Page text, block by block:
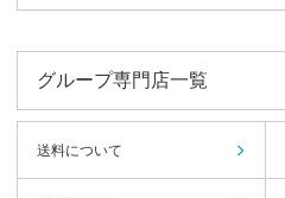
グループ専門店一覧
送料について